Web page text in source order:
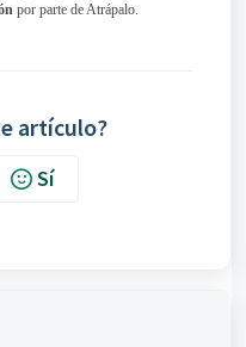
por parte de Atrápalo.
artículo?
Sí